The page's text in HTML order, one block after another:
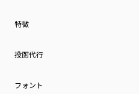
特徴
投函代行
フォント